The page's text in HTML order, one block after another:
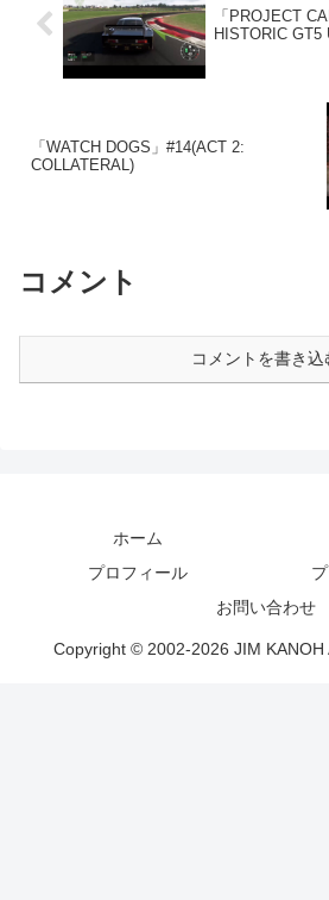
「PROJECT
HISTORIC GT5
「WATCH DOGS」#14(ACT 2:
COLLATERAL)
コメント
コメントを書き込
ホーム
プロフィール
お問い合わせ
Copyright © 2002-2026 JIM KANOH